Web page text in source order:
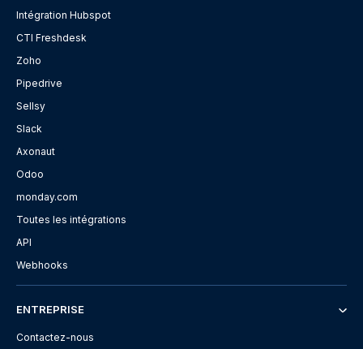
Intégration Hubspot
CTI Freshdesk
Zoho
Pipedrive
Sellsy
Slack
Axonaut
Odoo
monday.com
Toutes les intégrations
API
Webhooks
ENTREPRISE
Contactez-nous